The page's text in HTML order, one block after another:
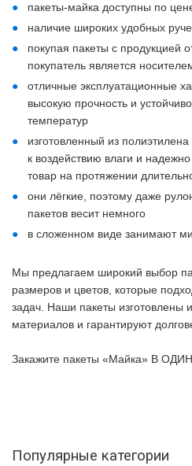
пакеты-майка доступны по
наличие широких удобных
покупая пакеты с продукцией
покупатель является
отличные эксплуатационные
высокую прочность и
температур
изготовленный из
к воздействию влаги и
товар на протяжении
они лёгкие, поэтому даже
пакетов весит немного
в сложенном виде занимают
Мы предлагаем широкий выбор
размеров и цветов, которые
задач. Наши пакеты изготовлены
материалов и гарантируют
Закажите пакеты «Майка» В
Популярные категории